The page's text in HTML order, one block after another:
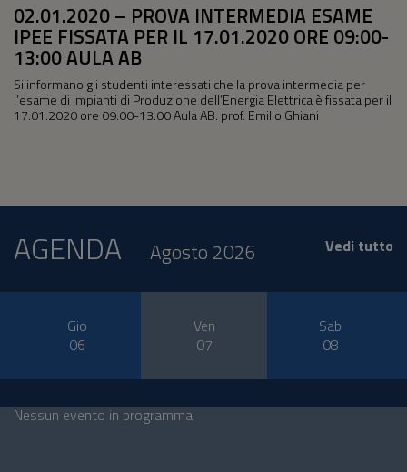
02.01.2020 – PROVA INTERMEDIA ESAME
IPEE FISSATA PER IL 17.01.2020 ORE 09:00-
13:00 AULA AB
Si informano gli studenti interessati che la prova intermedia per
l’esame di Impianti di Produzione dell’Energia Elettrica è fissata per il
17.01.2020 ore 09:00-13:00 Aula AB. prof. Emilio Ghiani
AGENDA Agosto 2026 Vedi tutto
Gio
06
Ven
07
Sab
08
Nessun evento in programma